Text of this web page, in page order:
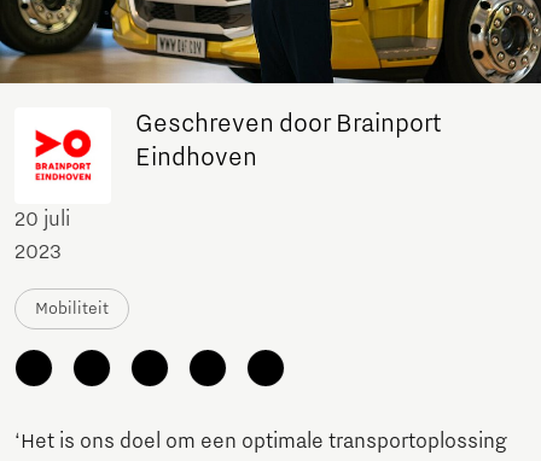
Geschreven door Brainport
Eindhoven
20 juli
2023
Mobiliteit
‘Het is ons doel om een optimale transportoplossing